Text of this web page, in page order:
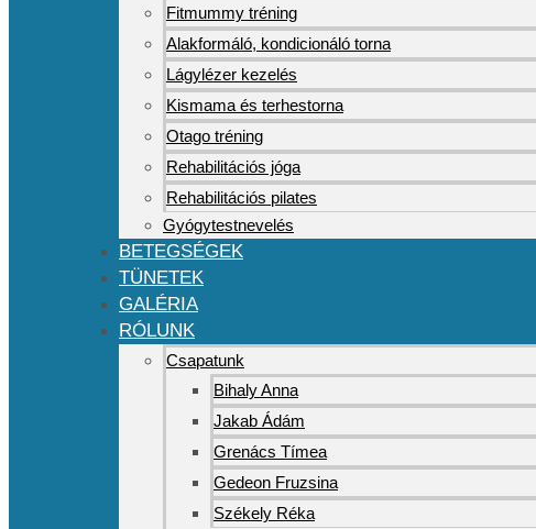
Fitmummy tréning
Alakformáló, kondicionáló torna
Lágylézer kezelés
Kismama és terhestorna
Otago tréning
Rehabilitációs jóga
Rehabilitációs pilates
Gyógytestnevelés
BETEGSÉGEK
TÜNETEK
GALÉRIA
RÓLUNK
Csapatunk
Bihaly Anna
Jakab Ádám
Grenács Tímea
Gedeon Fruzsina
Székely Réka